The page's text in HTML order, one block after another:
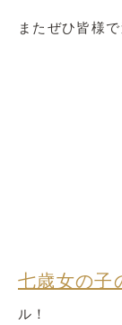
またぜひ皆様
七歳女の子
ル！